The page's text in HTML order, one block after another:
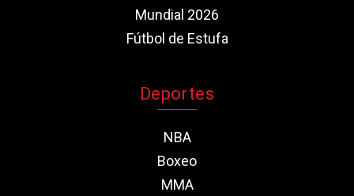
Mundial 2026
Fútbol de Estufa
Deportes
NBA
Boxeo
MMA